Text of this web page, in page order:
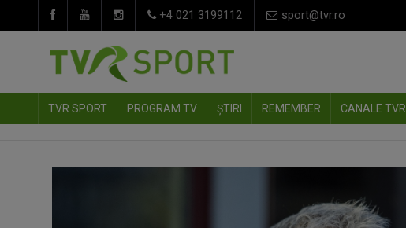
+4 021 3199112 sport@tvr.ro
TVR SPORT PROGRAM TV ȘTIRI REMEMBER CANALE TVR